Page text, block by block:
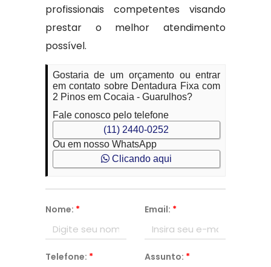
profissionais competentes visando
prestar o melhor atendimento
possível.
Gostaria de um orçamento ou entrar
em contato sobre Dentadura Fixa com
2 Pinos em Cocaia - Guarulhos?
Fale conosco pelo telefone
(11) 2440-0252
Ou em nosso WhatsApp
Clicando aqui
Nome: * Email: *
Telefone: * Assunto: *